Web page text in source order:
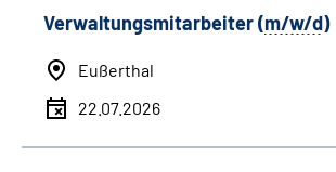
Verwaltungsmitarbeiter (m/w/d)
Eußerthal
22.07.2026